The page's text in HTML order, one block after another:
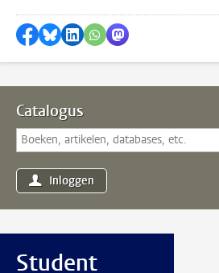
Delen op Facebook
Delen via Bluesky
Delen op LinkedIn
Delen via WhatsApp
Delen via Mastodon
Catalogus
Inloggen
Student